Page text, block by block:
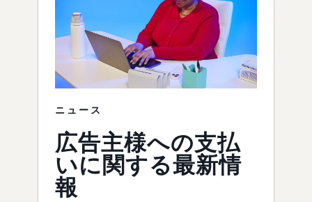
ニュース
広告主様への支払
いに関する最新情
報